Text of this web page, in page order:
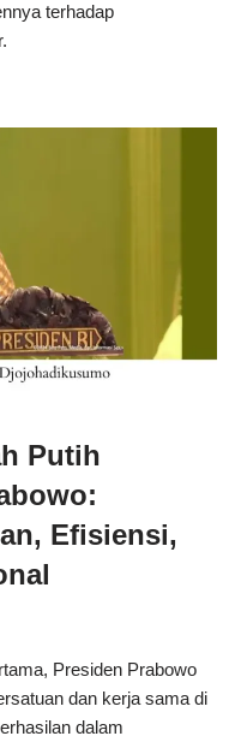
terhadap
Putih
Efisiensi,
Presiden Prabowo
dan kerja sama di
dalam